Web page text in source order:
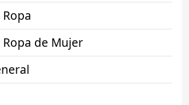
de Mujer